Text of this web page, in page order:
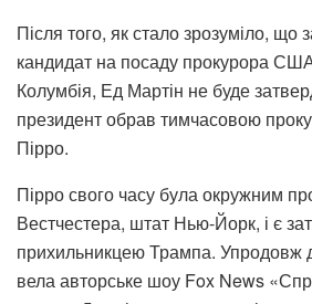
Після того, як стало зрозуміло,
кандидат на посаду прокурора
Колумбія, Ед Мартін не буде
президент обрав тимчасовою
Пірро.
Пірро свого часу була окружним
Вестчестера, штат Нью-Йорк, і є
прихильникцею Трампа. Упродовж
вела авторське шоу Fox News